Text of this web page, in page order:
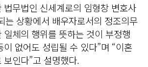
법무법인 신세계로의 임형창 변호사
는 상황에서 배우자로서의 정조의무
일체의 행위를 뜻하는 것이 부정행
없어도 성립될 수 있다”며 “이혼
보인다”고 설명했다.